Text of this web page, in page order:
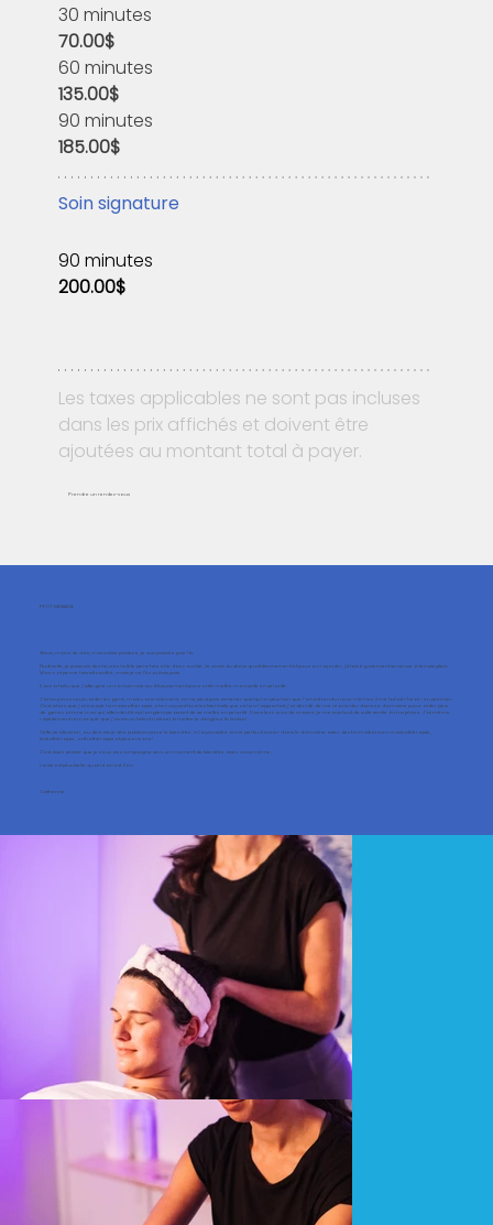
30 minutes
70.00$
60 minutes
135.00$
90 minutes
185.00$
Soin signature
90 minutes
200.00$
Les taxes applicables ne sont pas incluses
dans les prix affichés et doivent être
ajoutées au montant total à payer.
Prendre un rendez-vous
PETIT MESSAGE
Stress, maux de dos, mauvaise posture, je suis passée par là.
Étudiante, je passais des heures la tête penchée et le dos courbé. Je vivais du stress quotidiennement et pour en rajouter, j’étais également serveuse à temps plein.
Mon corps me faisait souffrir, mais je ne l’écoutais pas.
Il aura fallu que j’atteigne un certain niveau d’épuisement pour enfin mettre ma santé en priorité.
J’ai toujours voulu aider les gens, mais concrètement, on ne peut pas amener quelqu’un plus loin que l’on est rendu nous-mêmes. Il me fallait « heal » en premier.
C’est alors que j’ai essayé la massothérapie, et en voyant tous les bienfaits que cela m’apportait, j’ai décidé de me réorienter dans ce domaine pour aider plus
de gens comme moi qui attendent trop longtemps avant de se mettre en priorité. Dans les cours de masso, je me suis tout de suite sentie à ma place. J’ai même
rapidement remarqué que j’avais un talent naturel à mettre le doigt sur le bobo!
Cette profession, ou devrais je dire passion pour le bien être, m’a poussée à me perfectionner dans le domaine avec des formations en massothérapie,
kinésithérapie, orthothérapie et plus encore!
C'est avec plaisir que je vous accompagne vers un moment de bienêtre avec vous même.
La vie est plus belle quand on est Zen.
Catherine